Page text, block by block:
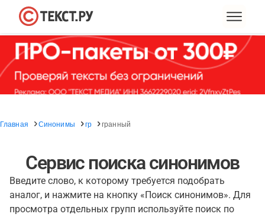
Главная Синонимы гр гранный
Сервис поиска синонимов
Введите слово, к которому требуется подобрать
аналог, и нажмите на кнопку «Поиск синонимов». Для
просмотра отдельных групп используйте поиск по